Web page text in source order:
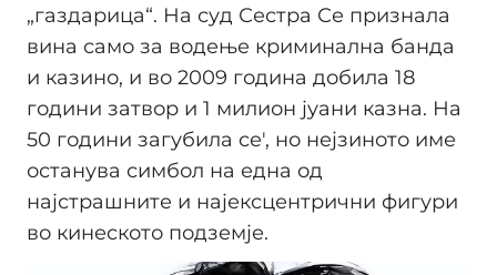
„газдарица“. На суд Сестра Се признала
вина само за водење криминална банда
и казино, и во 2009 година добила 18
години затвор и 1 милион јуани казна. На
50 години загубила се', но нејзиното име
останува симбол на една од
најстрашните и најексцентрични фигури
во кинеското подземје.